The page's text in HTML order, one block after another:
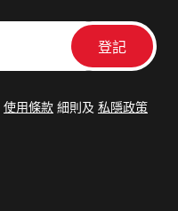
使用條款 細則及 私隱政策